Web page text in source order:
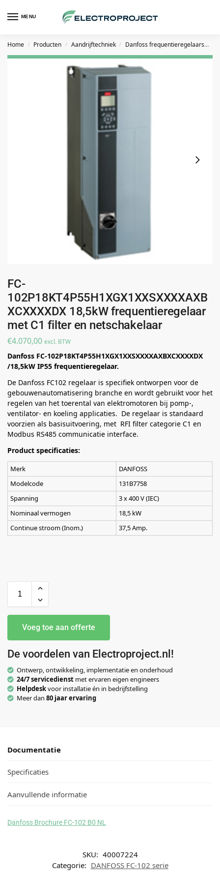
MENU
Home / Producten / Aandrijftechniek / Danfoss frequentieregelaars
FC-
102P18KT4P55H1XGX1XXSXXXXAXB
XCXXXXDX 18,5kW frequentieregelaar
met C1 filter en netschakelaar
€4.070,00 excl. BTW
Danfoss FC-102P18KT4P55H1XGX1XXSXXXXAXBXCXXXXDX
/18,5kW IP55 frequentieregelaar.
De Danfoss FC102 regelaar is specifiek ontworpen voor de
gebouwenautomatisering branche en wordt gebruikt voor het
regelen van het toerental van elektromotoren bij pomp-,
ventilator- en koeling applicaties. De regelaar is standaard
voorzien als basisuitvoering, met RFI filter categorie C1 en
Modbus RS485 communicatie interface.
Product specificaties:
Merk
DANFOSS
Modelcode
131B7758
Spanning
3 x 400 V (IEC)
Nominaal vermogen
18,5 kW
Continue stroom (Inom.)
37,5 Amp.
Voeg toe aan offerte
De voordelen van Electroproject.nl!
Ontwerp, ontwikkeling, implementatie en onderhoud
24/7 servicedienst met ervaren eigen engineers
Helpdeskvoor installatie én in bedrijfstelling
Meer dan 80 jaar ervaring
Documentatie
Specificaties
Aanvullende informatie
Danfoss Brochure FC-102 B0 NL
SKU: 40007224
Categorie: DANFOSS FC-102 serie